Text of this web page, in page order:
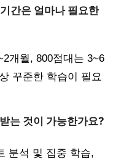
간은 얼마나 필요한
개월, 800점대는 3~6
꾸준한 학습이 필요
는 것이 가능한가요?
분석 및 집중 학습,